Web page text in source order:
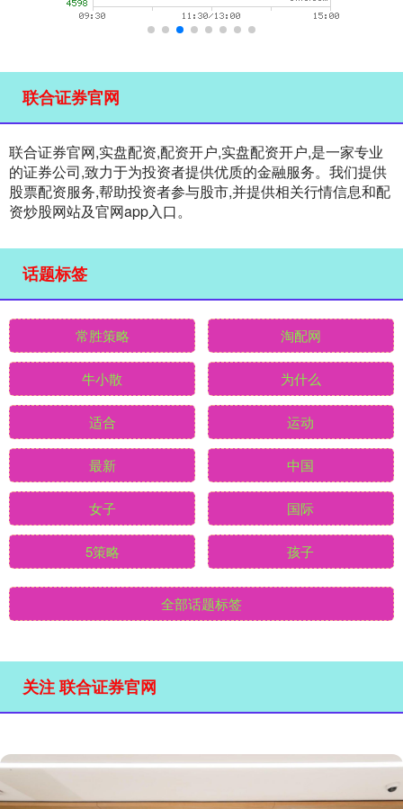
联合证券官网
联合证券官网,实盘配资,配资开户,实盘配资开户,是一家专业
的证券公司,致力于为投资者提供优质的金融服务。我们提供
股票配资服务,帮助投资者参与股市,并提供相关行情信息和配
资炒股网站及官网app入口。
话题标签
常胜策略 淘配网
牛小散 为什么
适合 运动
最新 中国
女子 国际
5策略 孩子
全部话题标签
关注 联合证券官网